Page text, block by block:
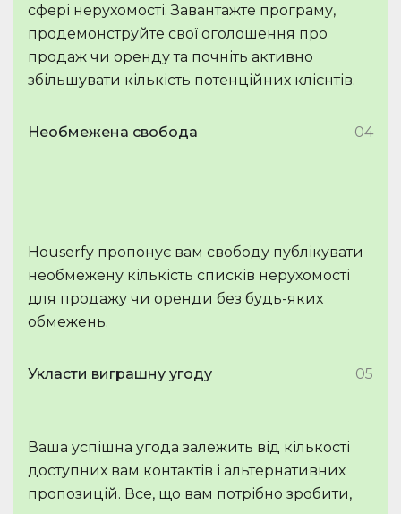
сфері нерухомості. Завантажте програму,
продемонструйте свої оголошення про
продаж чи оренду та почніть активно
збільшувати кількість потенційних клієнтів.
Необмежена свобода 04
Houserfy пропонує вам свободу публікувати
необмежену кількість списків нерухомості
для продажу чи оренди без будь-яких
обмежень.
Укласти виграшну угоду 05
Ваша успішна угода залежить від кількості
доступних вам контактів і альтернативних
пропозицій. Все, що вам потрібно зробити,